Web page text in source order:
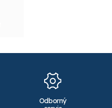
Odborný